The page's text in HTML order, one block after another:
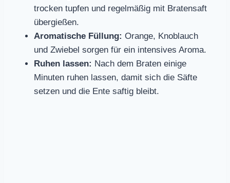
trocken tupfen und regelmäßig mit Bratensaft
übergießen.
Aromatische Füllung: Orange, Knoblauch
und Zwiebel sorgen für ein intensives Aroma.
Ruhen lassen: Nach dem Braten einige
Minuten ruhen lassen, damit sich die Säfte
setzen und die Ente saftig bleibt.